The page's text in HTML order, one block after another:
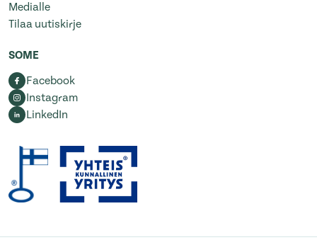
Medialle
Tilaa uutiskirje
SOME
Facebook
Instagram
LinkedIn